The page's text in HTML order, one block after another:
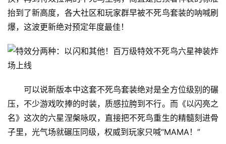
抬到了新高度，各大社区和玩家群早被不死鸟套装的呐喊刷
爆，这波更新绝对预定年度最佳！
可以说新版本中这套不死鸟套装绝对是全方位级别的碾
压，不少游戏吹捧的时装，质感拉胯到不行。而《以闪亮之
名》这次的六星涅槃咏叹，直接把不死鸟重生的精髓刻进骨
子里，光气场就碾压同级，权威到玩家只喊“MAMA！”